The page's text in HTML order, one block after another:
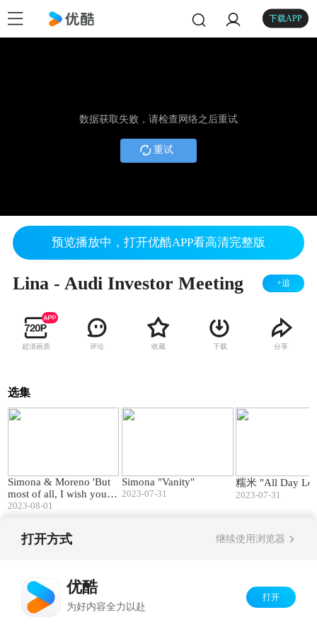
下载APP
数据获取失败，请检查网络之后重试
重试
预览播放中，打开优酷APP看高清完整版
Lina - Audi Investor Meeting +追
超清画质 评论 收藏 下载 分享
选集
Simona & Moreno 'But
most of all, I wish you lo
ve'
2023-08-01
Simona "Vanity"
2023-07-31
糯米 "All Day
2023-07-31
打开方式 继续使用浏览器
优酷
为好内容全力以赴
打开